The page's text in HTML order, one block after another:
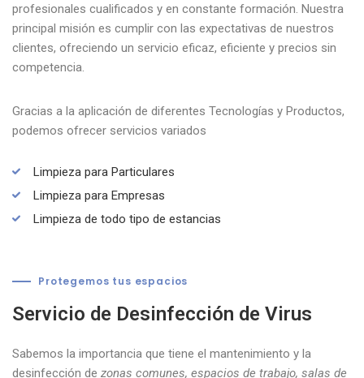
profesionales cualificados y en constante formación. Nuestra
principal misión es cumplir con las expectativas de nuestros
clientes, ofreciendo un servicio eficaz, eficiente y precios sin
competencia.
Gracias a la aplicación de diferentes Tecnologías y Productos,
podemos ofrecer servicios variados
Limpieza para Particulares
Limpieza para Empresas
Limpieza de todo tipo de estancias
Protegemos tus espacios
Servicio de Desinfección de Virus
Sabemos la importancia que tiene el mantenimiento y la
desinfección de zonas comunes, espacios de trabajo, salas de